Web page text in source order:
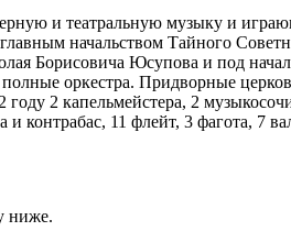
и театральную музыку и
начальством Тайного
Борисовича Юсупова и под
оркестра. Придворные
2 капельмейстера, 2
контрабас, 11 флейт, 3 фагота, 7
ниже.